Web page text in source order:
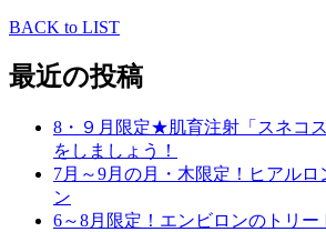
BACK to LIST
最近の投稿
8・９月限定★肌育注射「スネコ
をしましょう！
7月～9月の月・木限定！ヒアル
ン
6～8月限定！エンビロンのトリ